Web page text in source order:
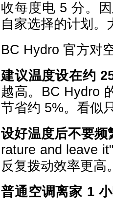
收每度电 5 分。
自家选择的计划。
BC Hydro 官方对
建议温度设在约
越高。BC Hydro
节省约 5%。看似
设好温度后不要频
rature and leave
反复拨动效率更高。
普通空调离家 1